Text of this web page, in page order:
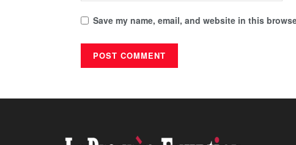
Save my name, email, and website in this